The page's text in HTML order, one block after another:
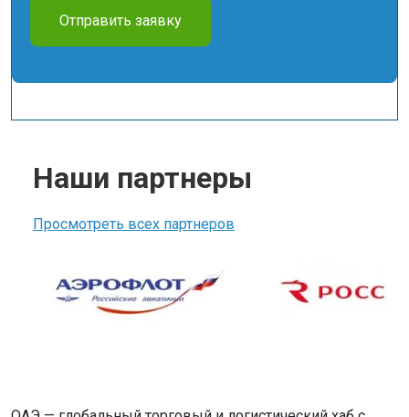
Отправить заявку
Наши партнеры
Просмотреть всех партнеров